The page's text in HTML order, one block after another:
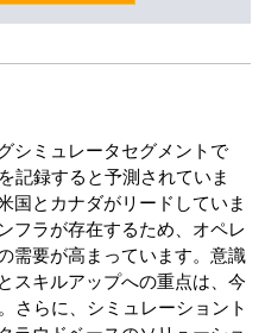
シミュレータセグメントで
記録すると予測されていま
国とカナダがリードしていま
フラが存在するため、オペレ
需要が高まっています。意識
スキルアップへの重点は、今
さらに、シミュレーショント